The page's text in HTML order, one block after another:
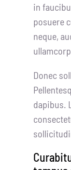
in
posuere
neque,
Donec
dapibus.